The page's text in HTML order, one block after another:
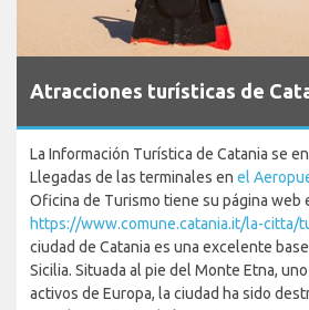
Atracciones turísticas de
La Información Turística de Catania se
Llegadas de las terminales en el
Oficina de Turismo tiene su página web
https://www.comune.catania.it/la-citta/
ciudad de Catania es una excelente
Sicilia. Situada al pie del Monte Etna,
activos de Europa, la ciudad ha sido